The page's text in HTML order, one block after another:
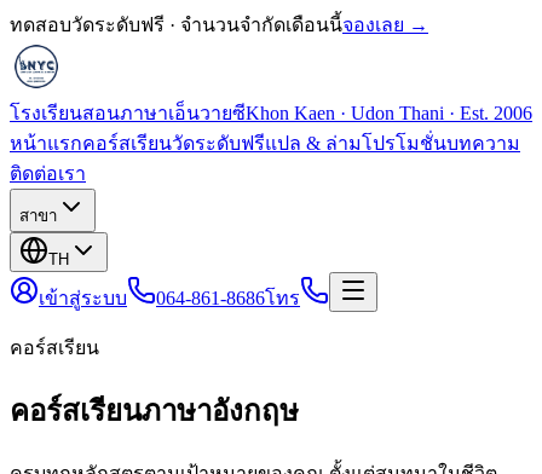
ทดสอบวัดระดับฟรี · จำนวนจำกัดเดือนนี้จองเลย →
โรงเรียนสอนภาษาเอ็นวายซีKhon Kaen · Udon Thani · Est. 2006
หน้าแรกคอร์สเรียนวัดระดับฟรีแปล & ล่ามโปรโมชั่นบทความ
ติดต่อเรา
สาขา
TH
เข้าสู่ระบบ 064-861-8686โทร
คอร์สเรียน
คอร์สเรียนภาษาอังกฤษ